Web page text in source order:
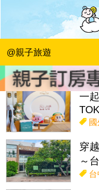
@親子旅遊
搜尋目前位置》
話題： 親子活動＆展覽
一
穿
～